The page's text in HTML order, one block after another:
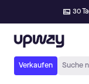
30
Upway
Verkaufen Suche